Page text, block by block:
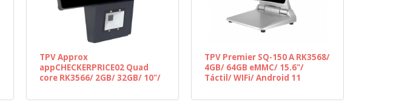
TPV Approx
appCHECKERPRICE02 Quad
core RK3566/ 2GB/ 32GB/ 10"/
TPV Premier SQ-150 A RK3568/
4GB/ 64GB eMMC/ 15.6"/
Táctil/ WIFi/ Android 11